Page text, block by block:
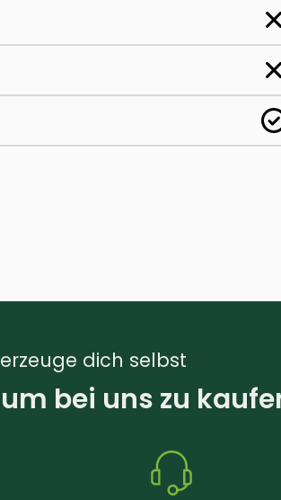
dich selbst
bei uns zu